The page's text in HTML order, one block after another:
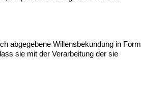
abgegebene Willensbekundung in Form
sie mit der Verarbeitung der sie